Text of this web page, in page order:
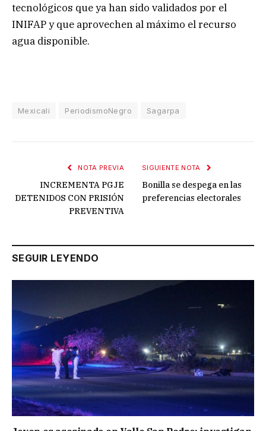
tecnológicos que ya han sido validados por el
INIFAP y que aprovechen al máximo el recurso
agua disponible.
Mexicali PeriodismoNegro Sagarpa
NOTA PREVIA
INCREMENTA PGJE
DETENIDOS CON PRISIÓN
PREVENTIVA
SIGUIENTE NOTA
Bonilla se despega en las
preferencias electorales
SEGUIR LEYENDO